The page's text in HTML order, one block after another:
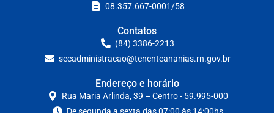
08.357.667-0001/58
Contatos
(84) 3386-2213
secadministracao@tenenteananias.rn.gov.br
Endereço e horário
Rua Maria Arlinda, 39 – Centro - 59.995-000
De segunda a sexta das 07:00 às 14:00hs